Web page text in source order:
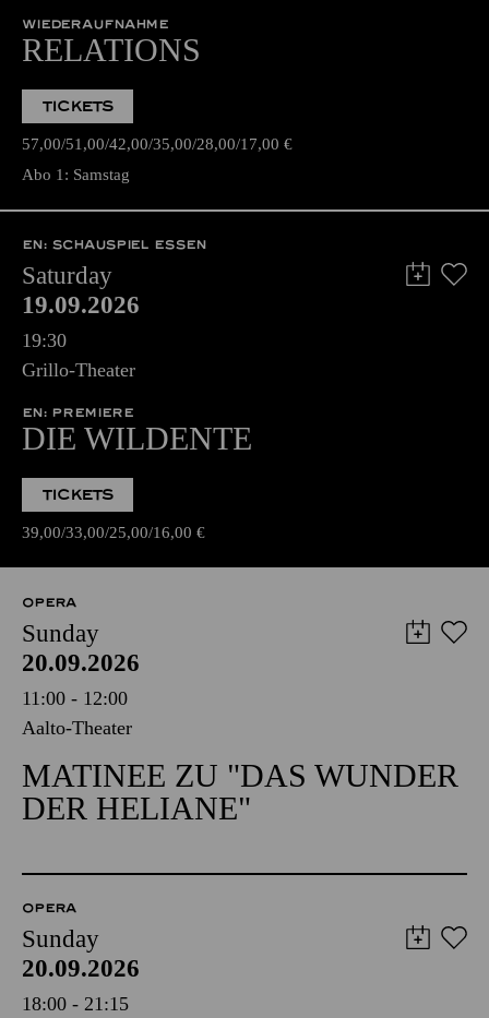
WIEDERAUFNAHME
RELATIONS
TICKETS
57,00 51,00 42,00 35,00 28,00 17,00 €
Abo 1: Samstag
EN: SCHAUSPIEL ESSEN
Saturday
19.09.2026
19:30
Grillo-Theater
EN: PREMIERE
DIE WILDENTE
TICKETS
39,00 33,00 25,00 16,00 €
OPERA
Sunday
20.09.2026
11:00 - 12:00
Aalto-Theater
MATINEE ZU "DAS WUNDER
DER HELIANE"
OPERA
Sunday
20.09.2026
18:00 - 21:15